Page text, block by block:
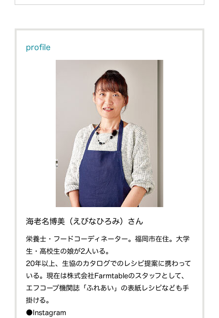
profile
海老名博美（えびなひろみ）さん
栄養士・フードコーディネーター。福岡市在住。大学
生・高校生の娘が2人いる。
20年以上、生協のカタログでのレシピ提案に携わって
いる。現在は株式会社Farmtableのスタッフとして、
エフコープ機関誌「ふれあい」の表紙レシピなども手
掛ける。
●Instagram